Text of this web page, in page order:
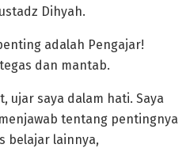
Dihyah.
adalah Pengajar!
dan mantab.
ujar saya dalam hati. Saya
tentang pentingnya
belajar lainnya,